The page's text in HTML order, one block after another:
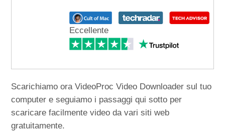
Eccellente
Scarichiamo ora VideoProc Video Downloader sul tuo
computer e seguiamo i passaggi qui sotto per
scaricare facilmente video da vari siti web
gratuitamente.